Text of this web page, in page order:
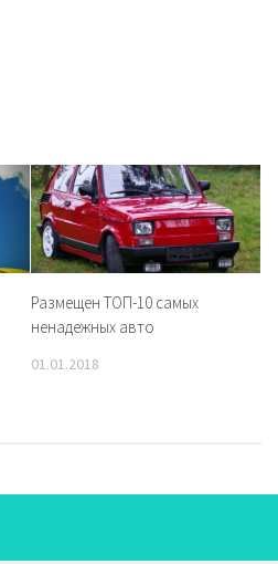
Размещен ТОП-10 самых
ненадежных авто
01.01.2018